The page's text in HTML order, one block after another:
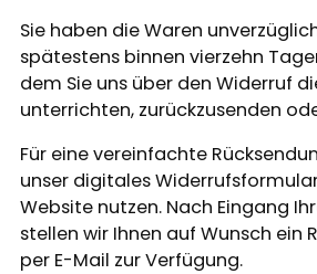
Sie haben die Waren
spätestens binnen vierzehn
dem Sie uns über den Widerruf
unterrichten, zurückzusenden
Für eine vereinfachte
unser digitales
Website nutzen. Nach Eingang
stellen wir Ihnen auf Wunsch ein
per E-Mail zur Verfügung.